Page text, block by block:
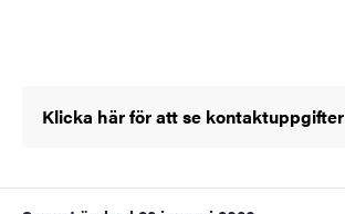
Klicka här för att se kontaktuppgifter